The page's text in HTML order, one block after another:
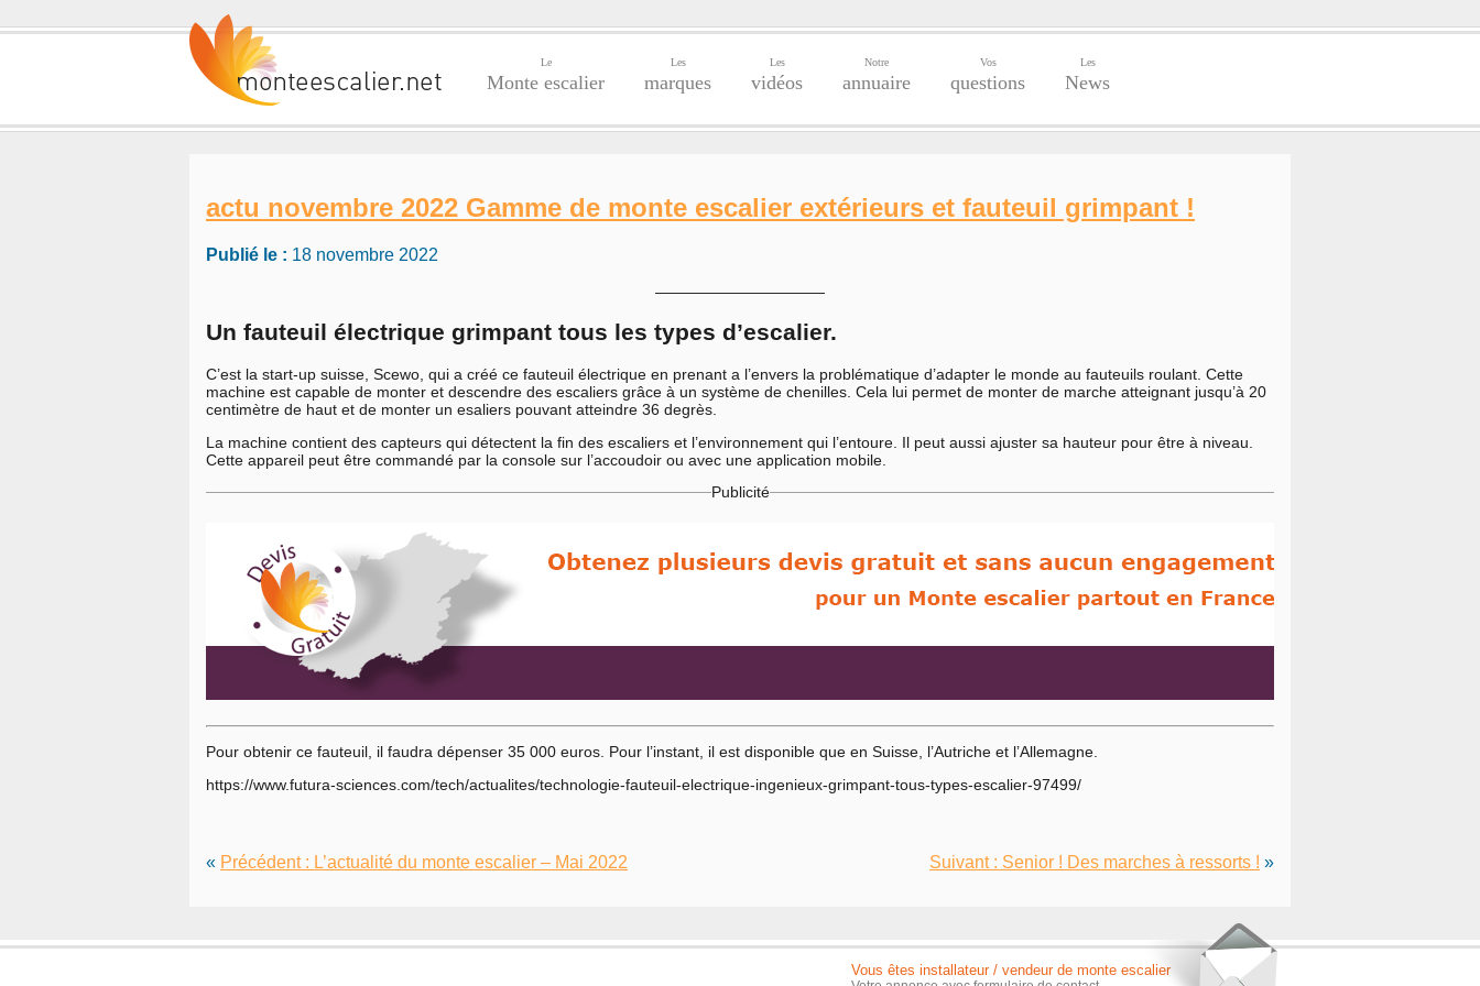
Le
Monte escalier
Les
marques
Les
vidéos
Notre
annuaire
Vos
questions
Les
News
actu novembre 2022 Gamme de monte escalier extérieurs et fauteuil grimpant !
Publié le : 18 novembre 2022
———————————
Un fauteuil électrique grimpant tous les types d’escalier.
C’est la start-up suisse, Scewo, qui a créé ce fauteuil électrique en prenant a l’envers la problématique d’adapter le monde au fauteuils roulant. Cette
machine est capable de monter et descendre des escaliers grâce à un système de chenilles. Cela lui permet de monter de marche atteignant jusqu’à 20
centimètre de haut et de monter un esaliers pouvant atteindre 36 degrès.
La machine contient des capteurs qui détectent la fin des escaliers et l’environnement qui l’entoure. Il peut aussi ajuster sa hauteur pour être à niveau.
Cette appareil peut être commandé par la console sur l’accoudoir ou avec une application mobile.
Publicité
Pour obtenir ce fauteuil, il faudra dépenser 35 000 euros. Pour l’instant, il est disponible que en Suisse, l’Autriche et l’Allemagne.
https://www.futura-sciences.com/tech/actualites/technologie-fauteuil-electrique-ingenieux-grimpant-tous-types-escalier-97499/
« Précédent : L’actualité du monte escalier – Mai 2022 Suivant : Senior ! Des marches à ressorts ! »
Vous êtes installateur / vendeur de monte escalier